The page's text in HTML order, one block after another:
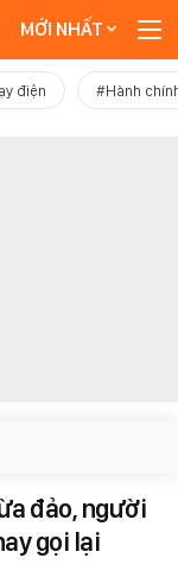
MỚI NHẤT
điện #Hành
đảo, người
gọi lại